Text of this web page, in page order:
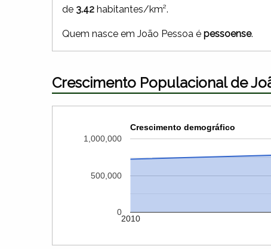
de 3.42 habitantes/km².
Quem nasce em João Pessoa é pessoense.
Crescimento Populacional de
Crescimento demográfico
2010
0
500,000
1,000,000